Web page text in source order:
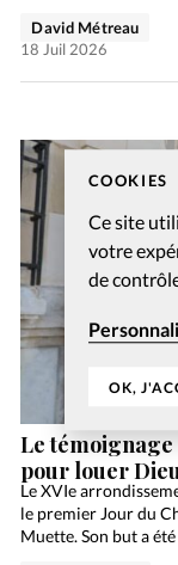
COOKIES
Ce site
votre
de
OK,
David Métreau
18 Juil 2026
Le témoignage
pour louer
Le XVIe
le premier Jour du
Muette. Son but a